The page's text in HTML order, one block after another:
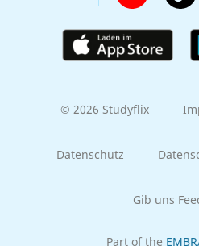
© 2026 Studyflix
Datenschutz
Gib uns
Part of the